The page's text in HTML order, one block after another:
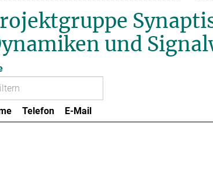
und
Telefon
E-Mail